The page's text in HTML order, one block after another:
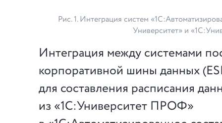
Рис. 1. Интеграция систем
Университет» и
Интеграция между системами
корпоративной шины данных
для составления расписания
из «1С:Университет ПРОФ»